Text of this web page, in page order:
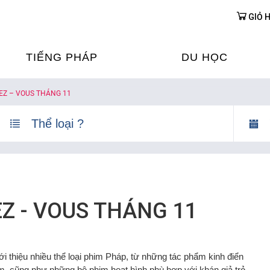
TIẾNG PHÁP
TIẾNG PHÁP
TÁC TIẾNG PHÁP
DU HỌC
GIỎ
– VOUS THÁNG 11
- VOUS THÁNG 11
nhiều thể loại phim Pháp, từ những tác phẩm kinh điển